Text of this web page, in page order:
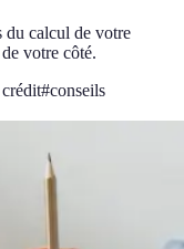
du calcul de votre
votre côté.
#conseils